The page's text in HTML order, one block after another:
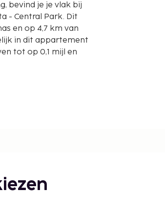
bevind je je vlak bij
Central Park. Dit
en op 4,7 km van
in dit appartement
tot op 0,1 mijl en